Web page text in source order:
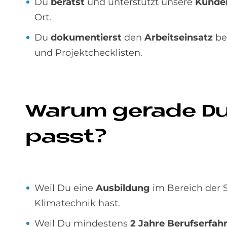
Ort.
Du dokumentierst den Arbeitseinsatz
und Projektchecklisten.
Wa­rum ge­ra­de
passt?
Weil Du eine Ausbildung im Bereich der
Klimatechnik hast.
Weil Du mindestens 2 Jahre